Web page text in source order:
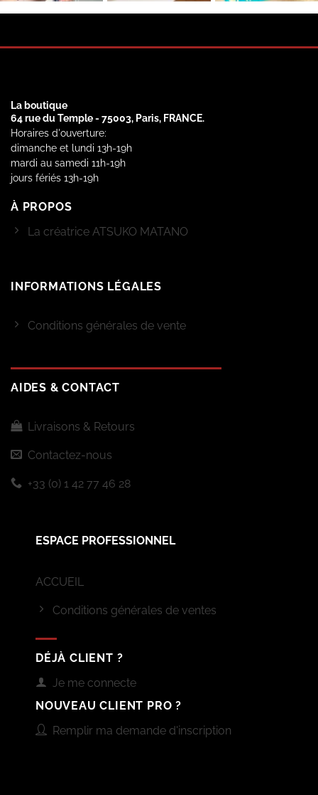
La boutique
64 rue du Temple - 75003, Paris, FRANCE.
Horaires d'ouverture:
dimanche et lundi 13h-19h
mardi au samedi 11h-19h
jours fériés 13h-19h
À PROPOS
La créatrice ATSUKO MATANO
INFORMATIONS LÉGALES
Conditions générales de vente
AIDES & CONTACT
Livraisons & Retours
Contactez-nous
+33 (0) 1 42 77 46 28
ESPACE PROFESSIONNEL
ACCUEIL
Conditions générales de ventes
DÉJÀ CLIENT ?
Je me connecte
NOUVEAU CLIENT PRO ?
Remplir ma demande d'inscription